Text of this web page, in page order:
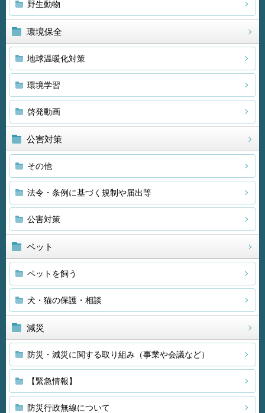
野生動物
環境保全
地球温暖化対策
環境学習
啓発動画
公害対策
その他
法令・条例に基づく規制や届出等
公害対策
ペット
ペットを飼う
犬・猫の保護・相談
減災
防災・減災に関する取り組み（事業や会議など）
【緊急情報】
防災行政無線について